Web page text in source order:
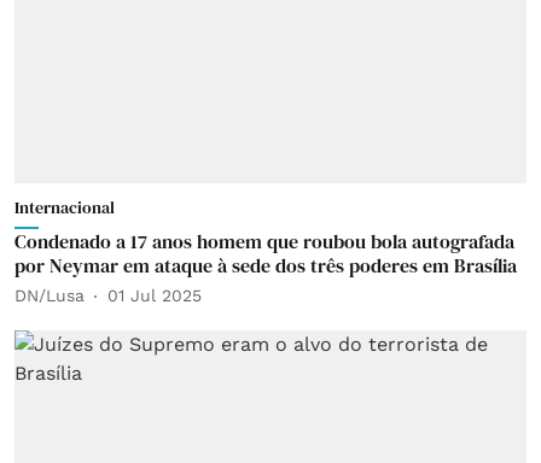
Internacional
Condenado a 17 anos homem que roubou bola autografada
por Neymar em ataque à sede dos três poderes em Brasília
DN/Lusa 01 Jul 2025